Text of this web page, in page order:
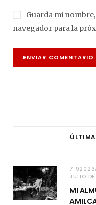
Guarda mi
navegador para la
7
JULIO
MI